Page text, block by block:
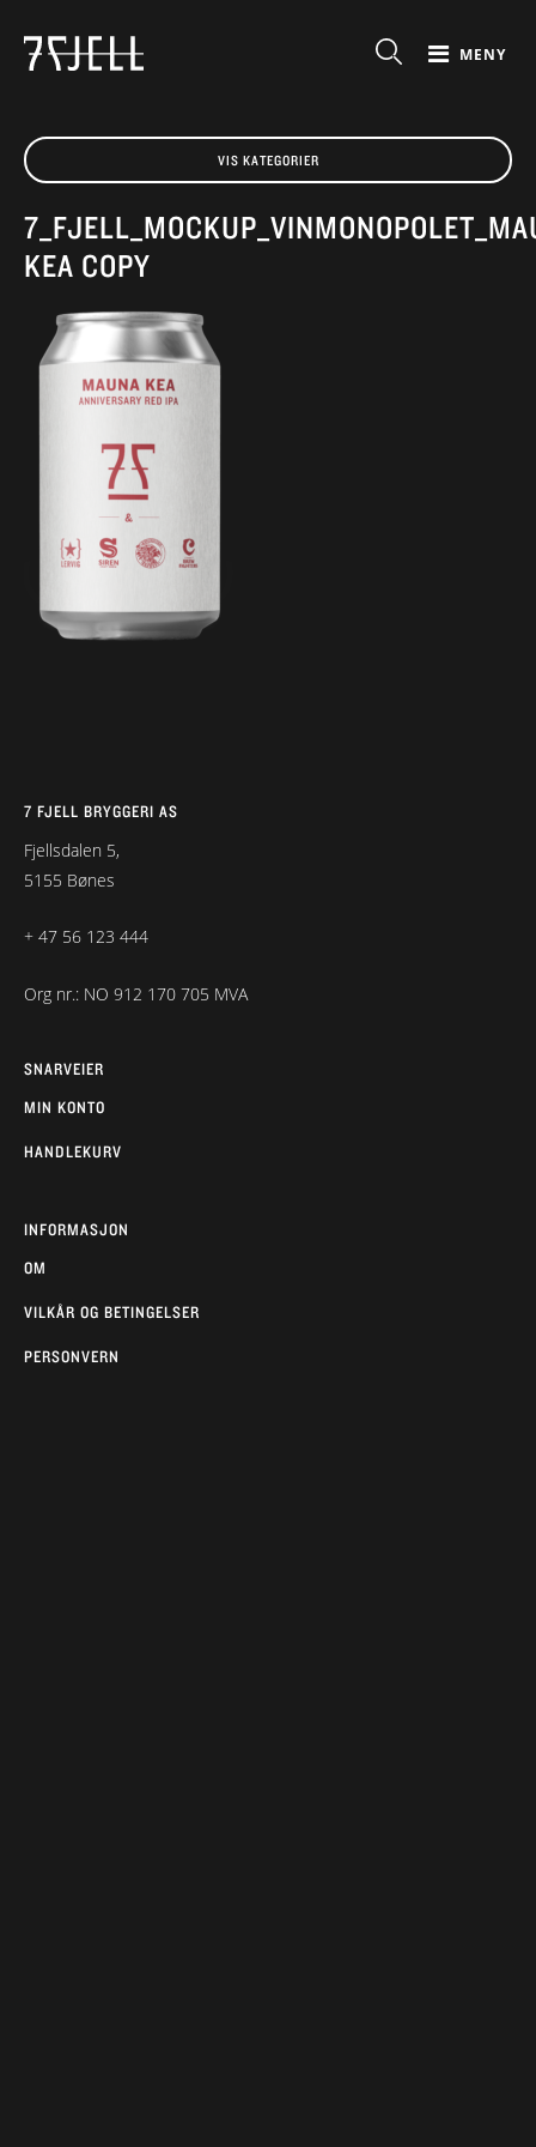
MENY
VIS KATEGORIER
KEA COPY
7 FJELL BRYGGERI AS
Fjellsdalen 5,
5155 Bønes
+ 47 56 123 444
Org nr.: NO 912 170 705 MVA
SNARVEIER
MIN KONTO
HANDLEKURV
INFORMASJON
OM
VILKÅR OG BETINGELSER
PERSONVERN